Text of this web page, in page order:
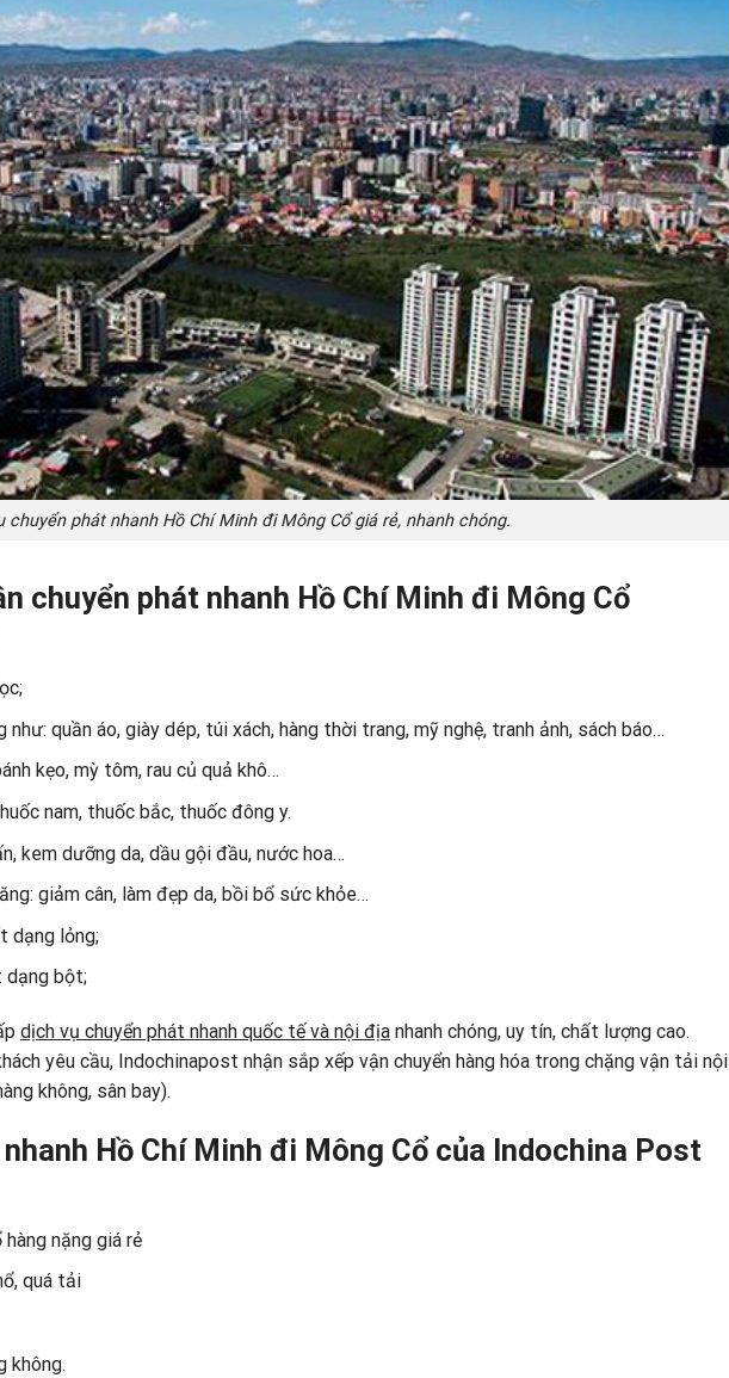
chuyển phát nhanh Hồ Chí Minh đi Mông Cổ giá rẻ, nhanh chóng.
chuyển phát nhanh Hồ Chí Minh đi Mông Cổ
quần áo, giày dép, túi xách, hàng thời trang, mỹ nghệ, tranh ảnh, sách báo…
kẹo, mỳ tôm, rau củ quả khô…
nam, thuốc bắc, thuốc đông y.
kem dưỡng da, dầu gội đầu, nước hoa…
giảm cân, làm đẹp da, bồi bổ sức khỏe…
dạng lỏng;
dạng bột;
dịch vụ chuyển phát nhanh quốc tế và nội địa nhanh chóng, uy tín, chất lượng cao.
yêu cầu, Indochinapost nhận sắp xếp vận chuyển hàng hóa trong chặng vận tải nội
không, sân bay).
Hồ Chí Minh đi Mông Cổ của Indochina Post
hàng nặng giá rẻ
quá tải
không.